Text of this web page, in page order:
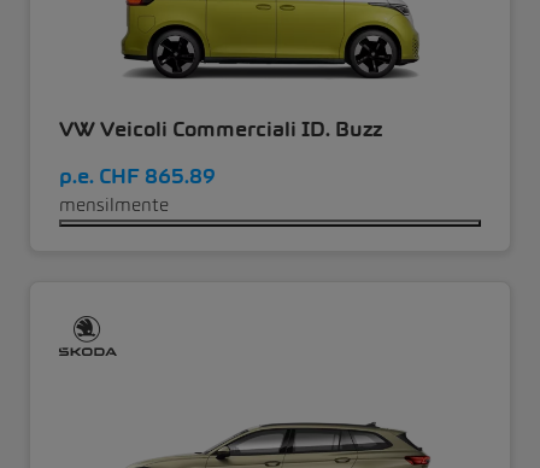
VW Veicoli Commerciali ID. Buzz
p.e. CHF 865.89
mensilmente